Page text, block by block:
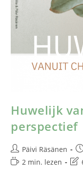
Huwelijk
perspectief
Päivi Räsänen
2 min. lezen